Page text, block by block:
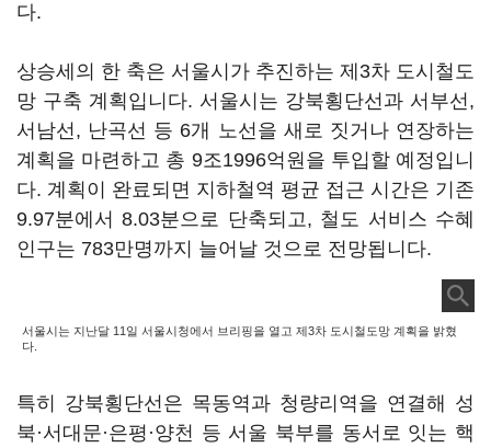
다.
상승세의 한 축은 서울시가 추진하는 제3차 도시철도
망 구축 계획입니다. 서울시는 강북횡단선과 서부선,
서남선, 난곡선 등 6개 노선을 새로 짓거나 연장하는
계획을 마련하고 총 9조1996억원을 투입할 예정입니
다. 계획이 완료되면 지하철역 평균 접근 시간은 기존
9.97분에서 8.03분으로 단축되고, 철도 서비스 수혜
인구는 783만명까지 늘어날 것으로 전망됩니다.
서울시는 지난달 11일 서울시청에서 브리핑을 열고 제3차 도시철도망 계획을 밝혔
다.
특히 강북횡단선은 목동역과 청량리역을 연결해 성
북·서대문·은평·양천 등 서울 북부를 동서로 잇는 핵